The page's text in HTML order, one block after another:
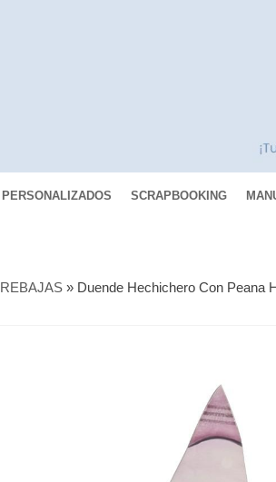
PERSONALIZADOS SCRAPBOOKING
REBAJAS » Duende Hechichero Con Peana